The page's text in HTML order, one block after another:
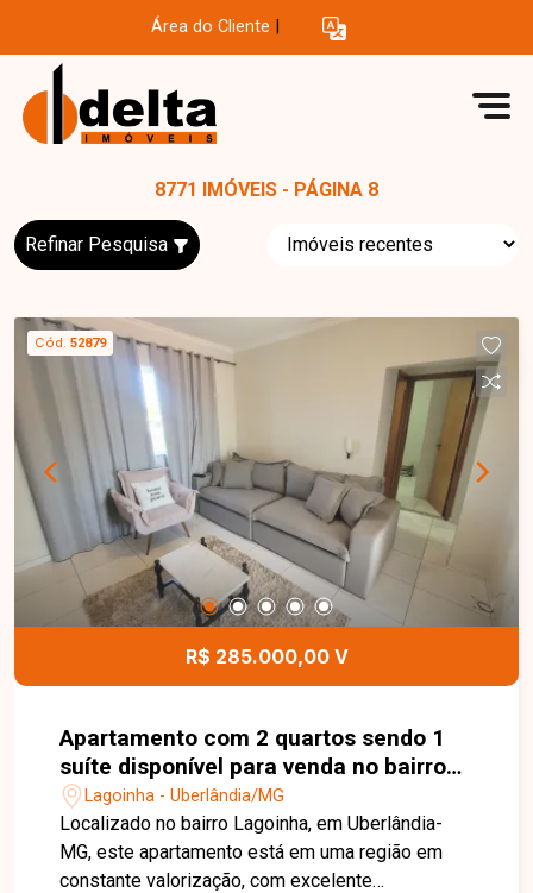
Área do Cliente
8771 IMÓVEIS - PÁGINA 8
Refinar Pesquisa
Cód. 52879
R$ 285.000,00 V
Apartamento com 2 quartos sendo 1
suíte disponível para venda no bairro
Lagoinha em Uberlândia-MG
Lagoinha - Uberlândia/MG
Localizado no bairro Lagoinha, em Uberlândia-
MG, este apartamento está em uma região em
constante valorização, com excelente